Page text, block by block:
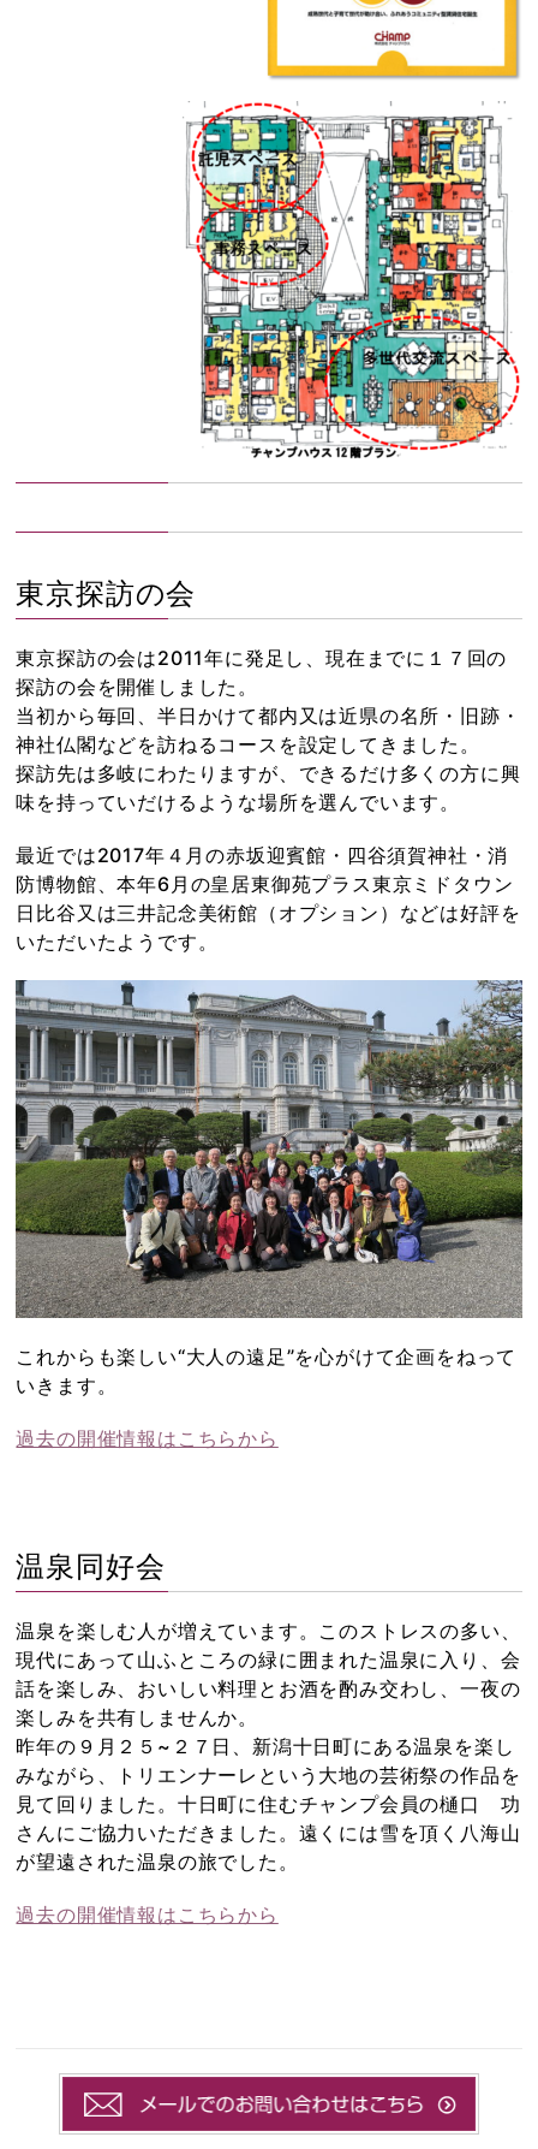
東京探訪の会
東京探訪の会は2011年に発足し、現在までに１７回の
探訪の会を開催しました。
当初から毎回、半日かけて都内又は近県の名所・旧跡・
神社仏閣などを訪ねるコースを設定してきました。
探訪先は多岐にわたりますが、できるだけ多くの方に興
味を持っていだけるような場所を選んでいます。
最近では2017年４月の赤坂迎賓館・四谷須賀神社・消
防博物館、本年6月の皇居東御苑プラス東京ミドタウン
日比谷又は三井記念美術館（オプション）などは好評を
いただいたようです。
これからも楽しい“大人の遠足”を心がけて企画をねって
いきます。
過去の開催情報はこちらから
温泉同好会
温泉を楽しむ人が増えています。このストレスの多い、
現代にあって山ふところの緑に囲まれた温泉に入り、会
話を楽しみ、おいしい料理とお酒を酌み交わし、一夜の
楽しみを共有しませんか。
昨年の９月２５~２７日、新潟十日町にある温泉を楽し
みながら、トリエンナーレという大地の芸術祭の作品を
見て回りました。十日町に住むチャンプ会員の樋口 功
さんにご協力いただきました。遠くには雪を頂く八海山
が望遠された温泉の旅でした。
過去の開催情報はこちらから